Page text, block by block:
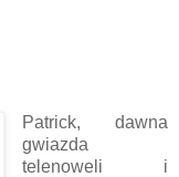
Patrick, dawna
gwiazda
telenoweli i